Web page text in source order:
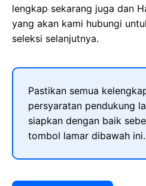
lengkap sekarang juga dan
yang akan kami hubungi
seleksi selanjutnya.
Pastikan semua
persyaratan pendukung
siapkan dengan baik
tombol lamar dibawah ini.